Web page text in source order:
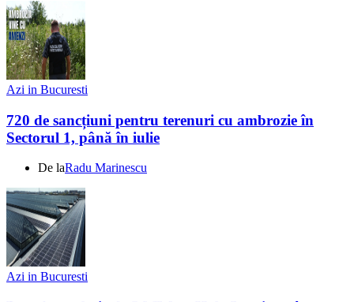
Azi in Bucuresti
720 de sancțiuni pentru terenuri cu ambrozie în
Sectorul 1, până în iulie
De laRadu Marinescu
Azi in Bucuresti